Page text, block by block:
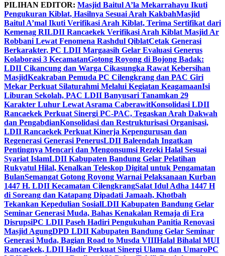
PILIHAN EDITOR: Masjid Baitul A’la Mekarrahayu Ikuti
Pengukuran Kiblat, Hasilnya Sesuai Arah KakbahMasjid
Baitul A’mal Ikuti Verifikasi Arah Kiblat, Terima Sertifikat dari
Kemenag RILDII Rancaekek Verifikasi Arah Kiblat Masjid Ar
Robbani Lewat Fenomena Rashdul QiblatCetak Generasi
Berkarakter, PC LDII Margaasih Gelar Evaluasi Generus
Kolaborasi 3 KecamatanGotong Royong di Bojong Badak:
LDII Cikancung dan Warga Cikasungka Rawat Kebersihan
MasjidKeakraban Pemuda PC Cilengkrang dan PAC Giri
Mekar Perkuat Silaturahmi Melalui Kegiatan KeagamaanIsi
Liburan Sekolah, PAC LDII Banyusari Tanamkan 29
Karakter Luhur Lewat Asrama CaberawitKonsolidasi LDII
Rancaekek Perkuat Sinergi PC-PAC, Tegaskan Arah Dakwah
dan PengabdianKonsolidasi dan Restrukturisasi Organisasi,
LDII Rancaekek Perkuat Kinerja Kepengurusan dan
Regenerasi Generasi PenerusLDII Baleendah Ingatkan
Pentingnya Mencari dan Mengonsumsi Rezeki Halal Sesuai
Syariat IslamLDII Kabupaten Bandung Gelar Pelatihan
Rukyatul Hilal, Kenalkan Teleskop Digital untuk Pengamatan
BulanSemangat Gotong Royong Warnai Pelaksanaan Kurban
1447 H. LDII Kecamatan CilengkrangSalat Idul Adha 1447 H
di Soreang dan Katapang Dipadati Jamaah, Khotbah
Tekankan Kepedulian SosialLDII Kabupaten Bandung Gelar
Seminar Generasi Muda, Bahas Kenakalan Remaja di Era
DisrupsiPC LDII Paseh Hadiri Pengukuhan Panitia Renovasi
Masjid AgungDPD LDII Kabupaten Bandung Gelar Seminar
Generasi Muda, Bagian Road to Musda VIIIHalal Bihalal MUI
Rancaekek, LDII Hadir Perkuat Sinergi Ulama dan UmaroPC